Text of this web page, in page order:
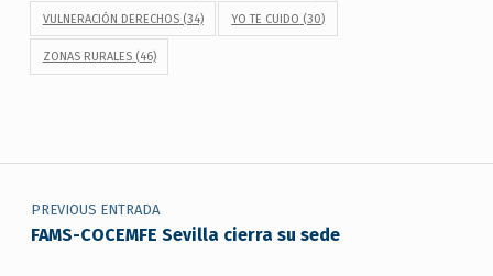
VULNERACIÓN DERECHOS(34) YO TE CUIDO (30)
ZONAS RURALES(46)
Navegación de entradas
PREVIOUS ENTRADA
FAMS-COCEMFE Sevilla cierra su sede